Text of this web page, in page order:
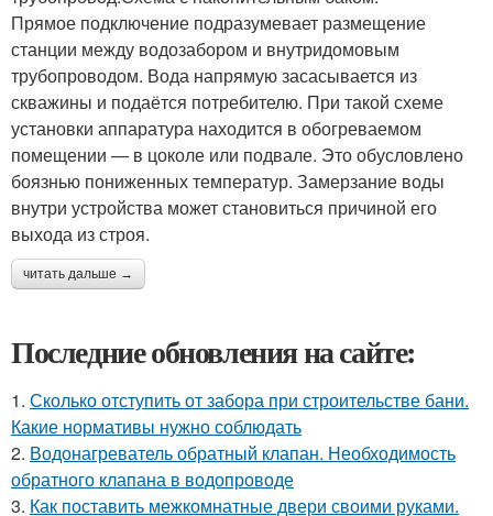
Прямое подключение подразумевает размещение
станции между водозабором и внутридомовым
трубопроводом. Вода напрямую засасывается из
скважины и подаётся потребителю. При такой схеме
установки аппаратура находится в обогреваемом
помещении — в цоколе или подвале. Это обусловлено
боязнью пониженных температур. Замерзание воды
внутри устройства может становиться причиной его
выхода из строя.
читать дальше →
Последние обновления на сайте:
1. Сколько отступить от забора при строительстве бани.
Какие нормативы нужно соблюдать
2. Водонагреватель обратный клапан. Необходимость
обратного клапана в водопроводе
3. Как поставить межкомнатные двери своими руками.